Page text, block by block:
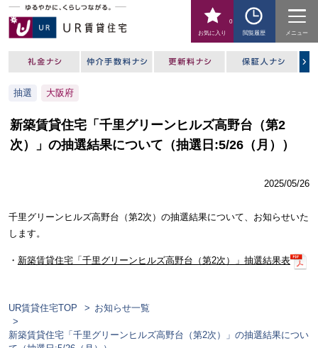
お気に入り
0
閲覧履歴
メニュー
抽選 大阪府
新築賃貸住宅「千里グリーンヒルズ高野台（第2
次）」の抽選結果について（抽選日:5/26（月））
2025/05/26
千里グリーンヒルズ高野台（第2次）の抽選結果について、お知らせいた
します。
・ 新築賃貸住宅「千里グリーンヒルズ高野台（第2次）」抽選結果表
UR賃貸住宅TOP お知らせ一覧
新築賃貸住宅「千里グリーンヒルズ高野台（第2次）」の抽選結果につい